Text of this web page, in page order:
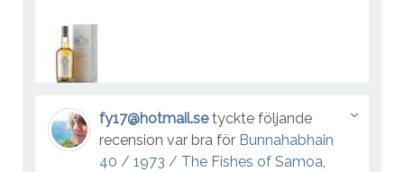
fy17@hotmail.setyckte följande
recension var bra för Bunnahabhain
40 / 1973 / The Fishes of Samoa,